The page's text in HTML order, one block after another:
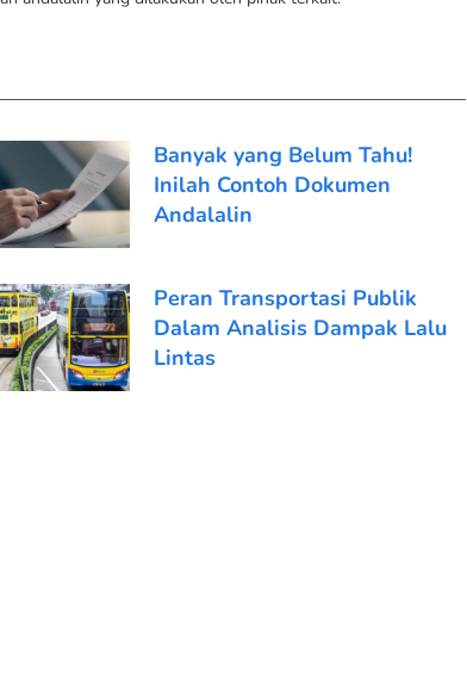
Banyak yang Belum Tahu!
Inilah Contoh Dokumen
Andalalin
Peran Transportasi Publik
Dalam Analisis Dampak Lalu
Lintas